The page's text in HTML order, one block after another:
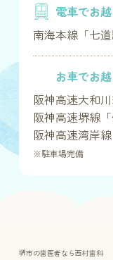
電車でお
南海本線「七
お車でお
阪神高速大和
阪神高速堺線
阪神高速湾岸
※駐車場完備
堺市の歯医者なら西村歯科